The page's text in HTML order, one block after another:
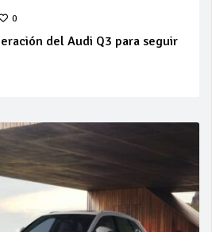
0
del Audi Q3 para seguir